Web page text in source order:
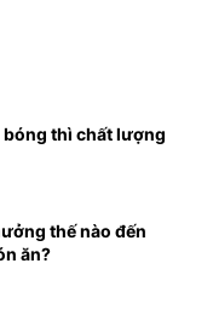
bóng thì chất lượng
thế nào đến
ăn?